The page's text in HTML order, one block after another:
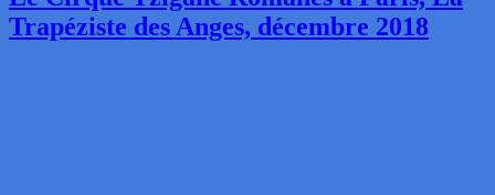
Trapéziste des Anges, décembre 2018